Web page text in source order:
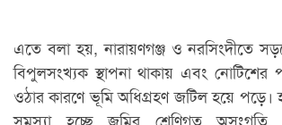
এতে বলা হয়, নারায়ণগঞ্জ ও নরসিংদীতে
বিপুলসংখ্যক স্থাপনা থাকায় এবং
ওঠার কারণে ভূমি অধিগ্রহণ জটিল হয়ে পড়ে।
সমস্যা হচ্ছে জমির শ্রেণিগত অসংগতি,